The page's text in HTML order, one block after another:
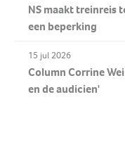
NS maakt treinreis
een beperking
15 jul 2026
Column Corrine
en de audicien'